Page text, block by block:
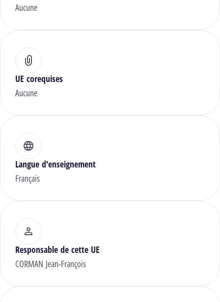
Aucune
UE corequises
Aucune
Langue d'enseignement
Français
Responsable de cette UE
CORMAN Jean-François